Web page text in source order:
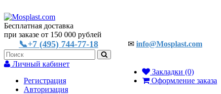
Бесплатная доставка
при заказе от 150 000 рублей
📞+7 (495) 744-77-18 ✉ info@Mosplast.com
Закладки (0)
Оформление заказа
Личный кабинет
Регистрация
Авторизация